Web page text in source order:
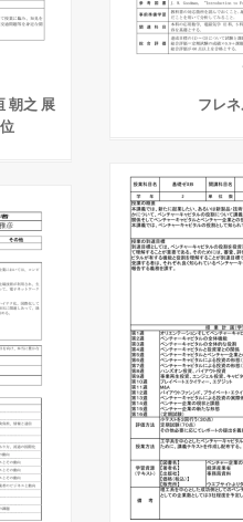
朝之 展
フレ